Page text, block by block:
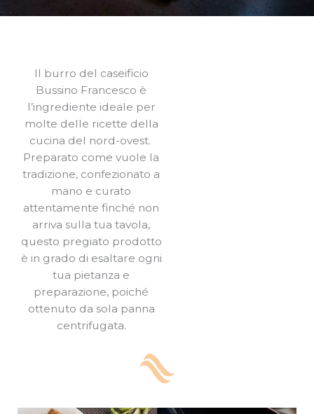
Il burro del caseificio
Bussino Francesco è
l’ingrediente ideale per
molte delle ricette della
cucina del nord-ovest.
Preparato come vuole la
tradizione, confezionato a
mano e curato
attentamente finché non
arriva sulla tua tavola,
questo pregiato prodotto
è in grado di esaltare ogni
tua pietanza e
preparazione, poiché
ottenuto da sola panna
centrifugata.